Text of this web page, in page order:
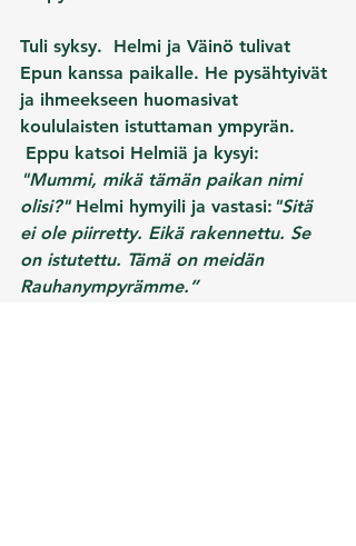
Tuli syksy.  Helmi ja Väinö tulivat
Epun kanssa paikalle. He pysähtyivät
ja ihmeekseen huomasivat
koululaisten istuttaman ympyrän.
Eppu katsoi Helmiä ja kysyi:
"Mummi, mikä tämän paikan nimi
olisi?" Helmi hymyili ja vastasi: "Sitä
ei ole piirretty. Eikä rakennettu. Se
on istutettu. Tämä on meidän
Rauhanympyrämme.”